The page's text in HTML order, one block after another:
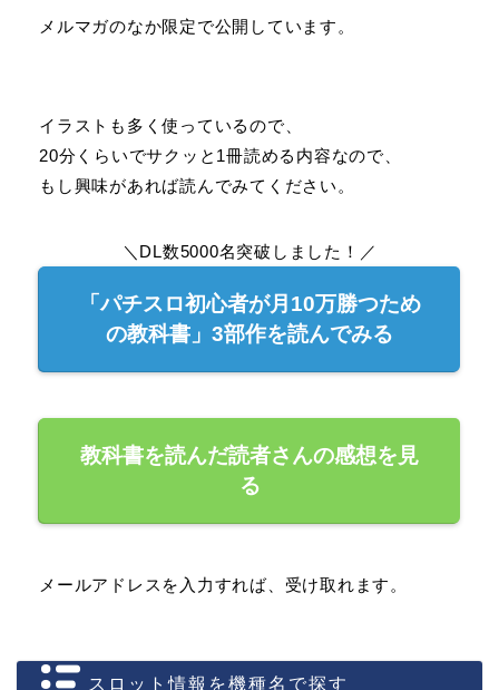
メルマガのなか限定で公開しています。
イラストも多く使っているので、
20分くらいでサクッと1冊読める内容なので、
もし興味があれば読んでみてください。
＼DL数5000名突破しました！／
「パチスロ初心者が月10万勝つため
の教科書」3部作を読んでみる
教科書を読んだ読者さんの感想を見
る
メールアドレスを入力すれば、受け取れます。
スロット情報を機種名で探す